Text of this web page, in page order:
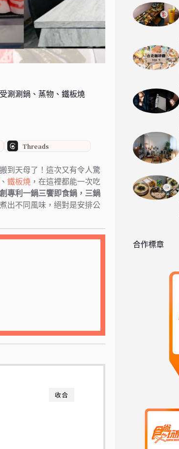
涮涮鍋、蒸物、鐵板燒
Threads
到天母了！這次又有令人驚
、 鐵板燒 ，在這裡都能一次吃
專利一鍋三饗即食鍋，三鍋
出不同風味，絕對是安排公
收合
合作標章